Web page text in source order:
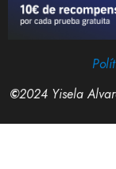
©2024 Yisela